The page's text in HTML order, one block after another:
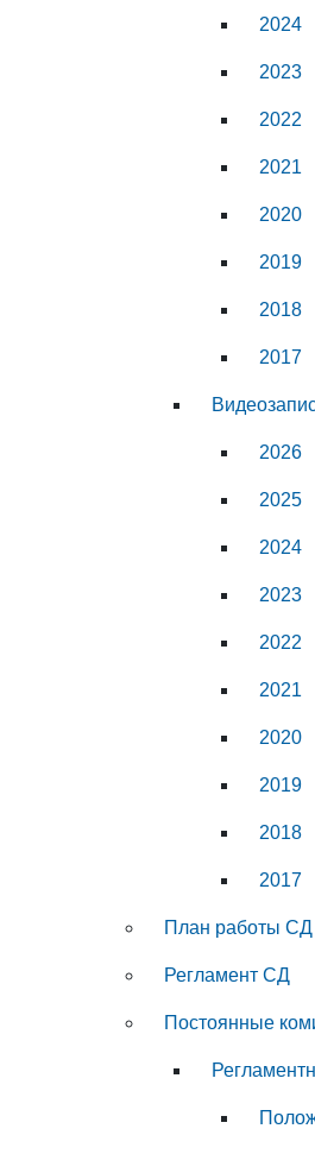
2024
2023
2022
2021
2020
2019
2018
2017
2026
2025
2024
2023
2022
2021
2020
2019
2018
2017
План работы СД
Регламент СД
Постоянные